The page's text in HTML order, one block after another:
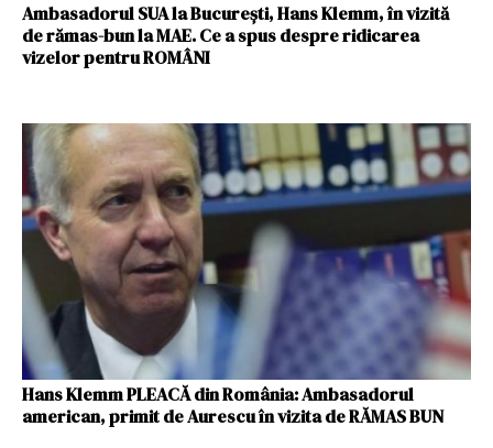
Ambasadorul SUA la Bucureşti, Hans Klemm, în vizită
de rămas-bun la MAE. Ce a spus despre ridicarea
vizelor pentru ROMÂNI
Hans Klemm PLEACĂ din România: Ambasadorul
american, primit de Aurescu în vizita de RĂMAS BUN